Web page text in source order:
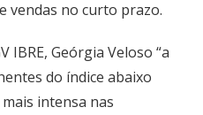
vendas no curto prazo.
IBRE, Geórgia Veloso “a
do índice abaixo
intensa nas